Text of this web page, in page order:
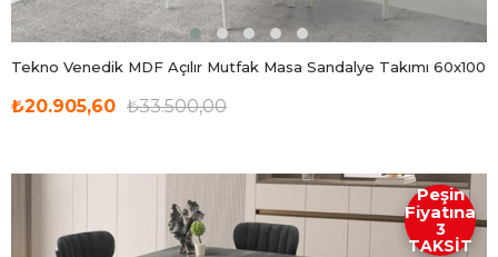
Tekno Venedik MDF Açılır Mutfak Masa Sandalye Takımı 60x100
₺20.905,60 ₺33.500,00
Peşin
Fiyatına
3
TAKSİT